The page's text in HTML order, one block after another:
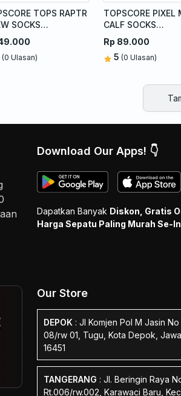
TOPS RAPTR
SOCKS
ORANGE
(0 Ulasan)
TOPSCORE PIXEL
CALF SOCKS
MULTICOLOUR
Rp 89.000
5 (0 Ulasan)
Download Our Apps! 👇
Dapatkan Banyak Diskon, Gratis
Harga Sepatu Paling Murah Se-
Our Store
DEPOK : Jl Komjen Pol M Jasin No
08/rw 01, Tugu, Kota Depok,
16451
TANGERANG : Jl. Beringin Raya
Rt.006/rw.002, Karawaci Baru,